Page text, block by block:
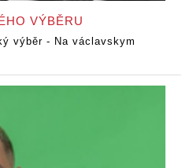
VÝBĚRU
výběr - Na václavskym